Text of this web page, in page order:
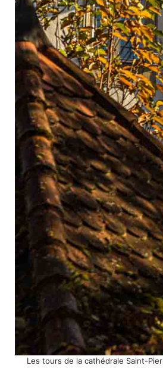
Les tours de la cathédrale Saint-